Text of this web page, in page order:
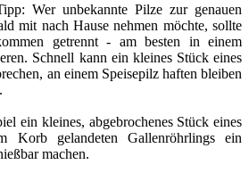
Wer unbekannte Pilze zur genauen
mit nach Hause nehmen möchte, sollte
getrennt - am besten in einem
Schnell kann ein kleines Stück eines
an einem Speisepilz haften bleiben
ein kleines, abgebrochenes Stück eines
Korb gelandeten Gallenröhrlings ein
machen.